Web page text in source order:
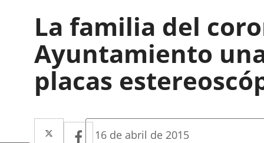
La familia del
Ayuntamiento
placas
Twitter
EnlaceFacebook
Enlace
Fecha
16 de abril de 2015